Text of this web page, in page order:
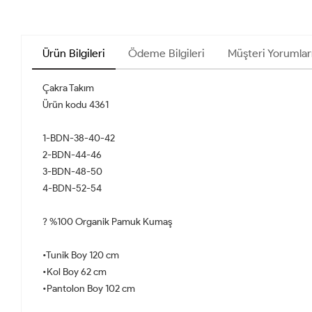
Ürün Bilgileri Ödeme Bilgileri Müşteri
Çakra Takım
Ürün kodu 4361
1-BDN-38-40-42
2-BDN-44-46
3-BDN-48-50
4-BDN-52-54
? %100 Organik Pamuk Kumaş
•Tunik Boy 120 cm
•Kol Boy 62 cm
•Pantolon Boy 102 cm